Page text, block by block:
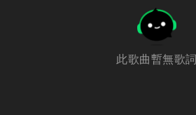
此歌曲暫無歌詞